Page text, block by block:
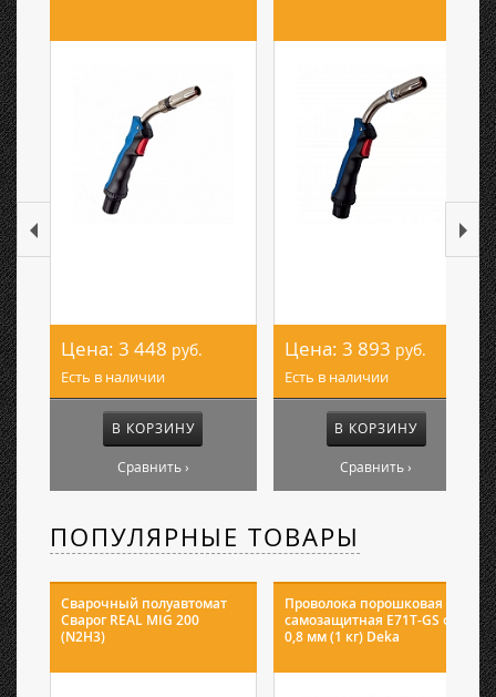
Цена: 3 448 руб.
Есть в наличии
В КОРЗИНУ
Сравнить ›
Цена: 3 893 руб.
Есть в наличии
В КОРЗИНУ
Сравнить ›
ПОПУЛЯРНЫЕ ТОВАРЫ
Сварочный полуавтомат
Сварог REAL MIG 200
(N2H3)
Проволока порошковая
самозащитная E71T-GS ф
0,8 мм (1 кг) Deka